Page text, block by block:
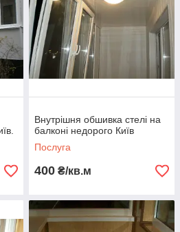
Внутрішня обшивка стелі на
балконі недорого Київ
Послуга
400 ₴/кв.м